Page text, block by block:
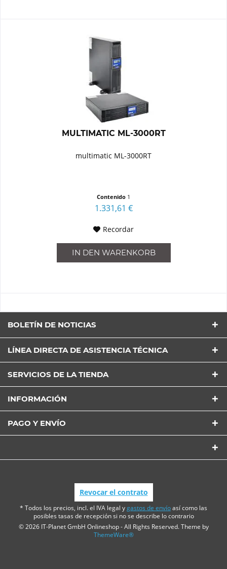
MULTIMATIC ML-3000RT
multimatic ML-3000RT
Contenido 1
1.331,61 €
Recordar
IN DEN WARENKORB
BOLETÍN DE NOTICIAS
LÍNEA DIRECTA DE ASISTENCIA TÉCNICA
SERVICIOS DE LA TIENDA
INFORMACIÓN
PAGO Y ENVÍO
Revocar el contrato
* Todos los precios, incl. el IVA legal ygastos de envíoasí como las
posibles tasas de recepción si no se describe lo contrario
© 2026 IT-Planet GmbH Onlineshop - All Rights Reserved. Theme by
ThemeWare®